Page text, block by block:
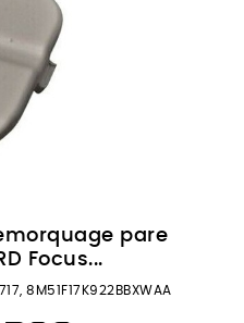
pare
Focus...
8M51F17K922BBXWAA